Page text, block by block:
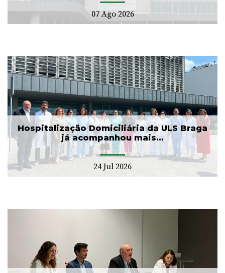
07 Ago 2026
Hospitalização Domiciliária da ULS Braga
já acompanhou mais...
24 Jul 2026